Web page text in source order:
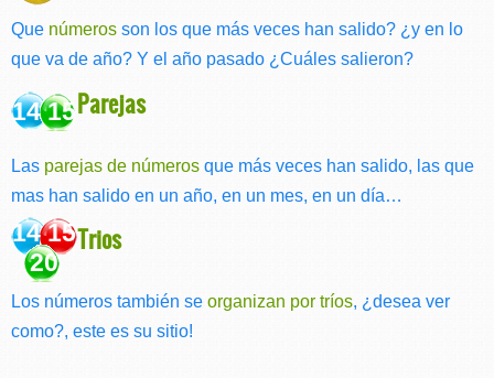
Que números son los que más veces han salido? ¿y en lo
que va de año? Y el año pasado ¿Cuáles salieron?
14 15Parejas
Las parejas de números que más veces han salido, las que
mas han salido en un año, en un mes, en un día…
14 15
20
Trios
Los números también se organizan por tríos, ¿desea ver
como?, este es su sitio!